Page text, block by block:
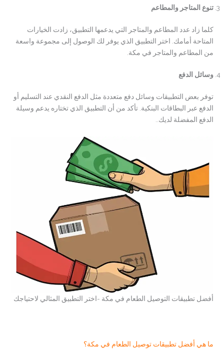
تنوع المتاجر والمطاعم
كلما زاد عدد المطاعم والمتاجر التي يدعمها التطبيق، زادت الخيارات
المتاحة أمامك. اختر التطبيق الذي يوفر لك الوصول إلى مجموعة واسعة
من المطاعم والمتاجر في مكة.
وسائل الدفع
توفر بعض التطبيقات وسائل دفع متعددة مثل الدفع النقدي عند التسليم أو
الدفع عبر البطاقات البنكية. تأكد من أن التطبيق الذي تختاره يدعم وسيلة
الدفع المفضلة لديك..
أفضل تطبيقات التوصيل الطعام في مكة -اختر التطبيق المثالي لاحتياجك
ما هي أفضل تطبيقات توصيل الطعام في مكة؟